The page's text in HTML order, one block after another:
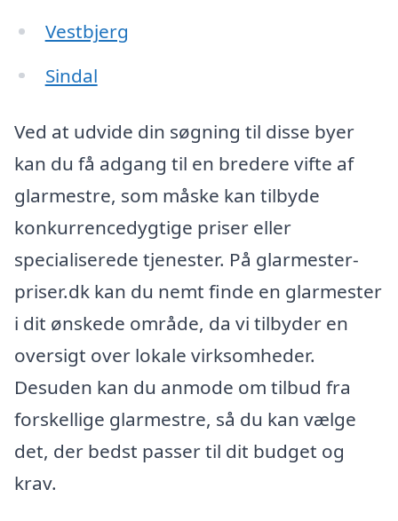
Vestbjerg
Sindal
Ved at udvide din søgning til disse byer
kan du få adgang til en bredere vifte af
glarmestre, som måske kan tilbyde
konkurrencedygtige priser eller
specialiserede tjenester. På glarmester-
priser.dk kan du nemt finde en glarmester
i dit ønskede område, da vi tilbyder en
oversigt over lokale virksomheder.
Desuden kan du anmode om tilbud fra
forskellige glarmestre, så du kan vælge
det, der bedst passer til dit budget og
krav.